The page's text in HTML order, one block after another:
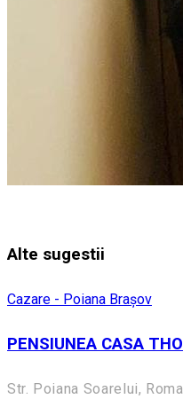
Alte sugestii
Cazare - Poiana Brașov
PENSIUNEA CASA
Str. Poiana Soarelui,